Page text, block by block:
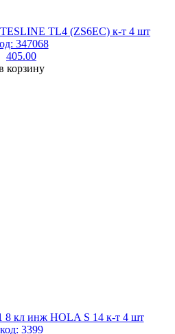
TL4 (ZS6EC) к-т 4 шт
347068
405.00
корзину
8 кл инж HOLA S 14 к-т 4 шт
код: 3399